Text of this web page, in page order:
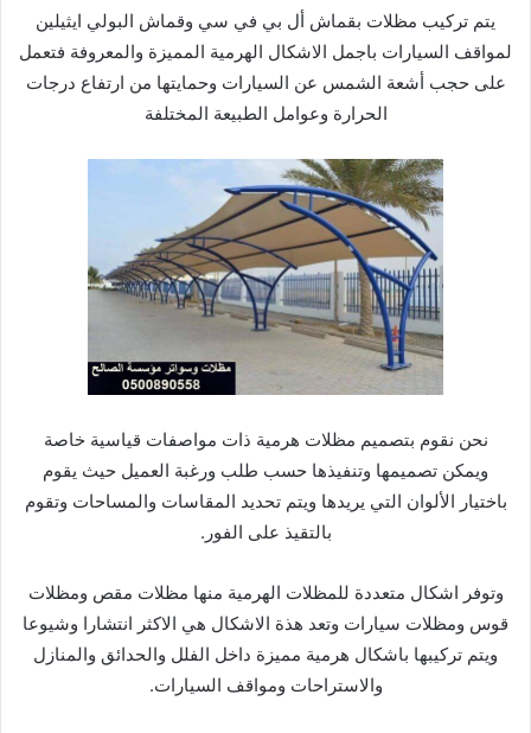
يتم تركيب مظلات بقماش أل بي في سي وقماش البولي ايثيلين
لمواقف السيارات باجمل الاشكال الهرمية المميزة والمعروفة فتعمل
على حجب أشعة الشمس عن السيارات وحمايتها من ارتفاع درجات
الحرارة وعوامل الطبيعة المختلفة
نحن نقوم بتصميم مظلات هرمية ذات مواصفات قياسية خاصة
ويمكن تصميمها وتنفيذها حسب طلب ورغبة العميل حيث يقوم
باختيار الألوان التي يريدها ويتم تحديد المقاسات والمساحات وتقوم
بالتقيذ على الفور.
وتوفر اشكال متعددة للمظلات الهرمية منها مظلات مقص ومظلات
قوس ومظلات سيارات وتعد هذة الاشكال هي الاكثر انتشارا وشيوعا
ويتم تركيبها باشكال هرمية مميزة داخل الفلل والحدائق والمنازل
والاستراحات ومواقف السيارات.